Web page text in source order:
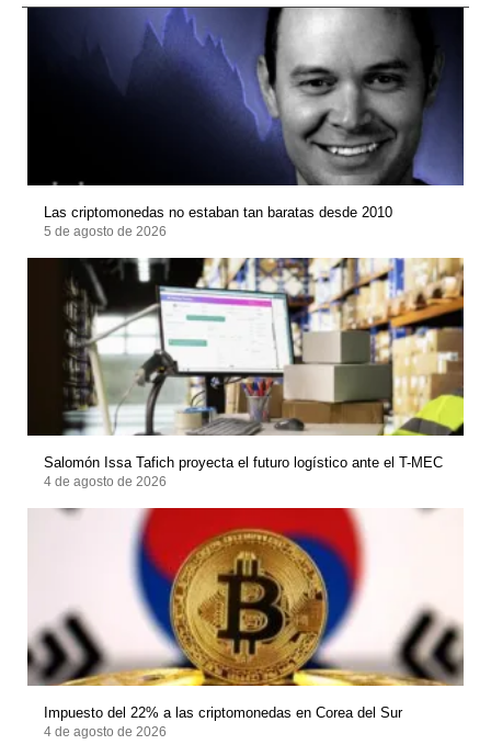
Las criptomonedas no estaban tan baratas desde 2010
5 de agosto de 2026
Salomón Issa Tafich proyecta el futuro logístico ante el T-MEC
4 de agosto de 2026
Impuesto del 22% a las criptomonedas en Corea del Sur
4 de agosto de 2026